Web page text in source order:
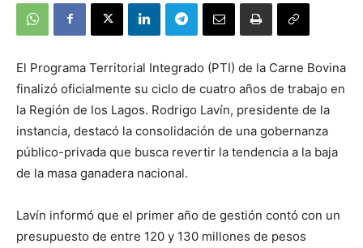
El Programa Territorial Integrado (PTI) de la Carne Bovina
finalizó oficialmente su ciclo de cuatro años de trabajo en
la Región de los Lagos. Rodrigo Lavín, presidente de la
instancia, destacó la consolidación de una gobernanza
público-privada que busca revertir la tendencia a la baja
de la masa ganadera nacional.
Lavín informó que el primer año de gestión contó con un
presupuesto de entre 120 y 130 millones de pesos